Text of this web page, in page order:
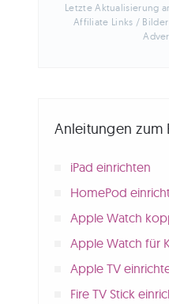
Letzte Aktualisierung
Affiliate Links /
Anleitungen zum
iPad einrichten
HomePod
Apple Watch
Apple Watch für
Apple TV
Fire TV Stick